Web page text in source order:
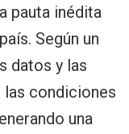
pauta inédita
Según un
datos y las
las condiciones
una